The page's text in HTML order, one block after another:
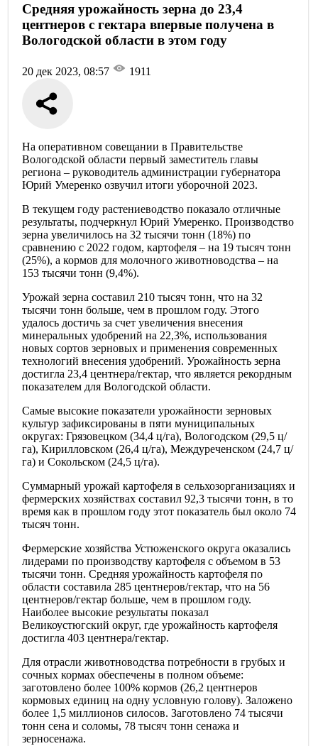
Средняя урожайность зерна до 23,4
центнеров с гектара впервые получена в
Вологодской области в этом году
20 дек 2023, 08:57 1911
На оперативном совещании в Правительстве
Вологодской области первый заместитель главы
региона – руководитель администрации губернатора
Юрий Умеренко озвучил итоги уборочной 2023.
В текущем году растениеводство показало отличные
результаты, подчеркнул Юрий Умеренко. Производство
зерна увеличилось на 32 тысячи тонн (18%) по
сравнению с 2022 годом, картофеля – на 19 тысяч тонн
(25%), а кормов для молочного животноводства – на
153 тысячи тонн (9,4%).
Урожай зерна составил 210 тысяч тонн, что на 32
тысячи тонн больше, чем в прошлом году. Этого
удалось достичь за счет увеличения внесения
минеральных удобрений на 22,3%, использования
новых сортов зерновых и применения современных
технологий внесения удобрений. Урожайность зерна
достигла 23,4 центнера/гектар, что является рекордным
показателем для Вологодской области.
Самые высокие показатели урожайности зерновых
культур зафиксированы в пяти муниципальных
округах: Грязовецком (34,4 ц/га), Вологодском (29,5 ц/
га), Кирилловском (26,4 ц/га), Междуреченском (24,7 ц/
га) и Сокольском (24,5 ц/га).
Суммарный урожай картофеля в сельхозорганизациях и
фермерских хозяйствах составил 92,3 тысячи тонн, в то
время как в прошлом году этот показатель был около 74
тысяч тонн.
Фермерские хозяйства Устюженского округа оказались
лидерами по производству картофеля с объемом в 53
тысячи тонн. Средняя урожайность картофеля по
области составила 285 центнеров/гектар, что на 56
центнеров/гектар больше, чем в прошлом году.
Наиболее высокие результаты показал
Великоустюгский округ, где урожайность картофеля
достигла 403 центнера/гектар.
Для отрасли животноводства потребности в грубых и
сочных кормах обеспечены в полном объеме:
заготовлено более 100% кормов (26,2 центнеров
кормовых единиц на одну условную голову). Заложено
более 1,5 миллионов силосов. Заготовлено 74 тысячи
тонн сена и соломы, 78 тысяч тонн сенажа и
зерносенажа.